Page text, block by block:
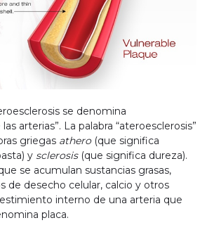
se denomina
arterias”. La palabra “ateroesclerosis”
griegas athero (que significa
y sclerosis (que significa dureza).
se acumulan sustancias grasas,
de desecho celular, calcio y otros
interno de una arteria que
placa.